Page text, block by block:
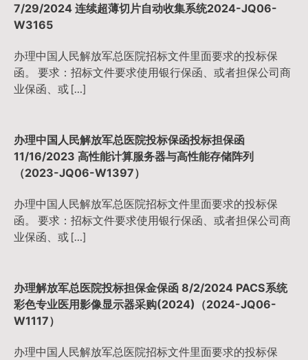
7/29/2024 连续超薄切片自动收集系统2024-JQ06-
W3165
办理中国人民解放军总医院招标文件里面要求的投标保
函。 要求：招标文件要求使用银行保函、或者担保公司商
业保函、或 […]
办理中国人民解放军总医院投标保函投标担保函
11/16/2023 高性能计算服务器与高性能存储阵列
（2023-JQ06-W1397）
办理中国人民解放军总医院招标文件里面要求的投标保
函。 要求：招标文件要求使用银行保函、或者担保公司商
业保函、或 […]
办理解放军总医院投标担保金保函 8/2/2024 PACS系统
彩色专业医用影像显示器采购(2024)（2024-JQ06-
W1117）
办理中国人民解放军总医院招标文件里面要求的投标保